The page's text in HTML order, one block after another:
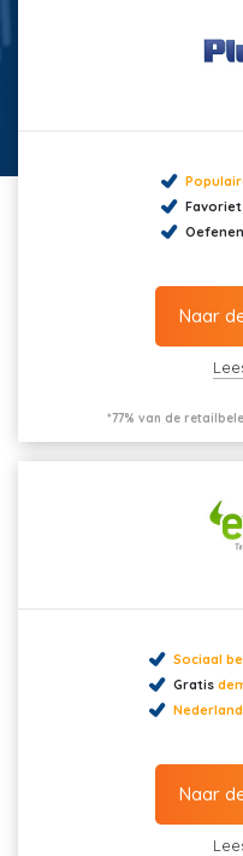
Naar
*77% van de
Sociaal
Gratis
Naar